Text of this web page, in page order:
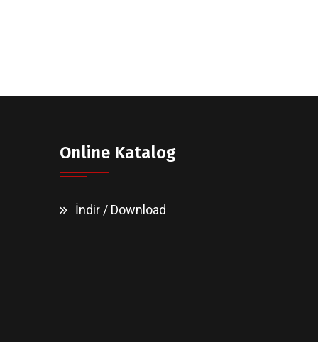
Online Katalog
İndir / Download